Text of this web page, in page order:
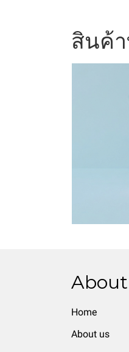
สินค้
About
Home
About us